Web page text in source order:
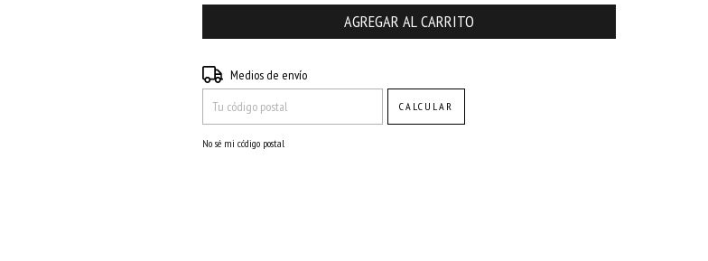
Entregas para el CP:
Medios de envío
CALCULAR
No sé mi código postal